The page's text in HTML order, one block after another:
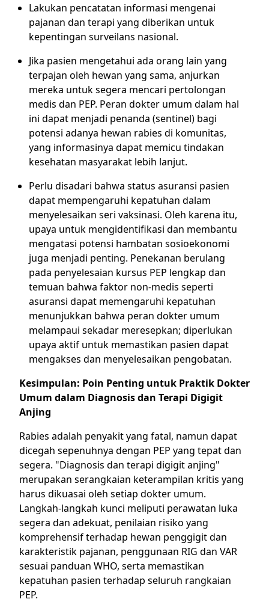
Lakukan pencatatan informasi mengenai
pajanan dan terapi yang diberikan untuk
kepentingan surveilans nasional.
Jika pasien mengetahui ada orang lain yang
terpajan oleh hewan yang sama, anjurkan
mereka untuk segera mencari pertolongan
medis dan PEP. Peran dokter umum dalam hal
ini dapat menjadi penanda (sentinel) bagi
potensi adanya hewan rabies di komunitas,
yang informasinya dapat memicu tindakan
kesehatan masyarakat lebih lanjut.
Perlu disadari bahwa status asuransi pasien
dapat mempengaruhi kepatuhan dalam
menyelesaikan seri vaksinasi. Oleh karena itu,
upaya untuk mengidentifikasi dan membantu
mengatasi potensi hambatan sosioekonomi
juga menjadi penting. Penekanan berulang
pada penyelesaian kursus PEP lengkap dan
temuan bahwa faktor non-medis seperti
asuransi dapat memengaruhi kepatuhan
menunjukkan bahwa peran dokter umum
melampaui sekadar meresepkan; diperlukan
upaya aktif untuk memastikan pasien dapat
mengakses dan menyelesaikan pengobatan.
Kesimpulan: Poin Penting untuk Praktik Dokter
Umum dalam Diagnosis dan Terapi Digigit
Anjing
Rabies adalah penyakit yang fatal, namun dapat
dicegah sepenuhnya dengan PEP yang tepat dan
segera. "Diagnosis dan terapi digigit anjing"
merupakan serangkaian keterampilan kritis yang
harus dikuasai oleh setiap dokter umum.
Langkah-langkah kunci meliputi perawatan luka
segera dan adekuat, penilaian risiko yang
komprehensif terhadap hewan penggigit dan
karakteristik pajanan, penggunaan RIG dan VAR
sesuai panduan WHO, serta memastikan
kepatuhan pasien terhadap seluruh rangkaian
PEP.